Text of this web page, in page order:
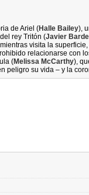
de Ariel (Halle Bailey),
rey Tritón (Javier
visita la
relacionarse con
(Melissa McCarthy),
peligro su vida – y la